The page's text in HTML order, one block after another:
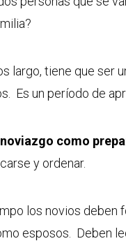
largo, tiene que ser
Es un período de
como
y ordenar.
los novios deben
esposos. Deben